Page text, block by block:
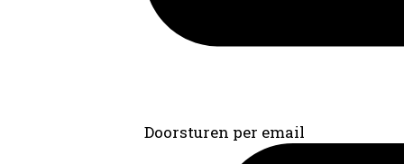
Doorsturen per email